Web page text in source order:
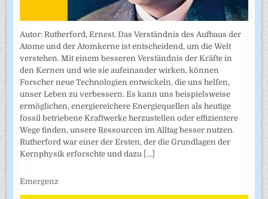
Autor: Rutherford, Ernest. Das Verständnis des Aufbaus der
Atome und der Atomkerne ist entscheidend, um die Welt
verstehen. Mit einem besseren Verständnis der Kräfte in
den Kernen und wie sie aufeinander wirken, können
Forscher neue Technologien entwickeln, die uns helfen,
unser Leben zu verbessern. Es kann uns beispielsweise
ermöglichen, energiereichere Energiequellen als heutige
fossil betriebene Kraftwerke herzustellen oder effizientere
Wege finden, unsere Ressourcen im Alltag besser nutzen.
Rutherford war einer der Ersten, der die Grundlagen der
Kernphysik erforschte und dazu [...]
Emergenz